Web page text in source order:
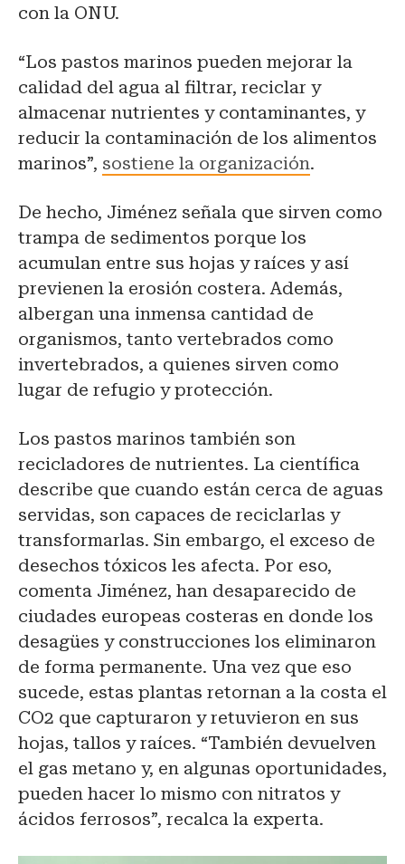
con la ONU.
“Los pastos marinos pueden mejorar la
calidad del agua al filtrar, reciclar y
almacenar nutrientes y contaminantes, y
reducir la contaminación de los alimentos
marinos”, sostiene la organización.
De hecho, Jiménez señala que sirven como
trampa de sedimentos porque los
acumulan entre sus hojas y raíces y así
previenen la erosión costera. Además,
albergan una inmensa cantidad de
organismos, tanto vertebrados como
invertebrados, a quienes sirven como
lugar de refugio y protección.
Los pastos marinos también son
recicladores de nutrientes. La científica
describe que cuando están cerca de aguas
servidas, son capaces de reciclarlas y
transformarlas. Sin embargo, el exceso de
desechos tóxicos les afecta. Por eso,
comenta Jiménez, han desaparecido de
ciudades europeas costeras en donde los
desagües y construcciones los eliminaron
de forma permanente. Una vez que eso
sucede, estas plantas retornan a la costa el
CO2 que capturaron y retuvieron en sus
hojas, tallos y raíces. “También devuelven
el gas metano y, en algunas oportunidades,
pueden hacer lo mismo con nitratos y
ácidos ferrosos”, recalca la experta.